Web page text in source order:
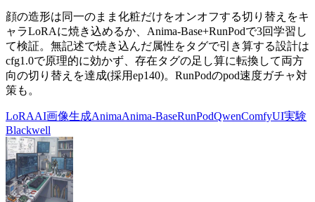
顔の造形は同一のまま化粧だけをオンオフする切り替えをキ
ャラLoRAに焼き込めるか、Anima-Base+RunPodで3回学習し
て検証。無記述で焼き込んだ属性をタグで引き算する設計は
cfg1.0で原理的に効かず、存在タグの足し算に転換して両方
向の切り替えを達成(採用ep140)。RunPodのpod速度ガチャ対
策も。
LoRAAI画像生成AnimaAnima-BaseRunPodQwenComfyUI実験
Blackwell